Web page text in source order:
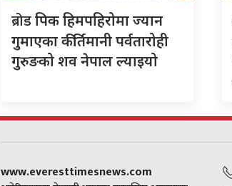
ब्रोडपिक हिमपहिरोमा ज्यान
गुमाएका कीर्तिमानी पर्वतारोही
गुरुङको शव नेपाल ल्याइयो
www.everesttimesnews.com